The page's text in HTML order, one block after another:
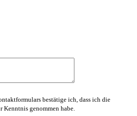
bestätige ich, dass ich die
Kenntnis genommen habe.